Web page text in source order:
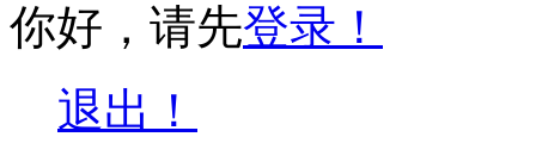
你好，请先登录！
退出！